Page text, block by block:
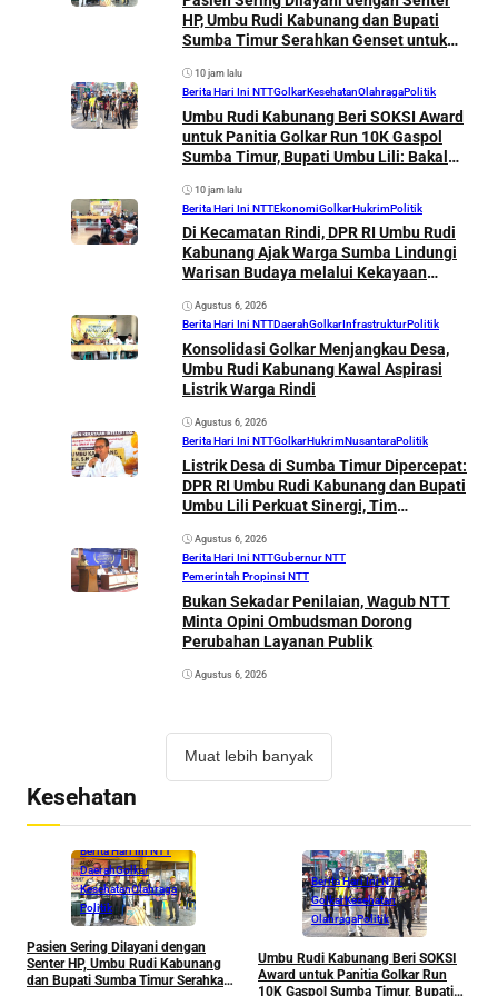
HP, Umbu Rudi Kabunang dan Bupati
Sumba Timur Serahkan Genset untuk
10 jam lalu
Berita Hari Ini NTTGolkarKesehatanOlahragaPolitik
Umbu Rudi Kabunang Beri SOKSI Award
untuk Panitia Golkar Run 10K Gaspol
Sumba Timur, Bupati Umbu Lili: Bakal
10 jam lalu
Berita Hari Ini NTTEkonomiGolkarHukrimPolitik
Di Kecamatan Rindi, DPR RI Umbu Rudi
Kabunang Ajak Warga Sumba Lindungi
Warisan Budaya melalui Kekayaan
Agustus 6, 2026
Berita Hari Ini NTTDaerahGolkar InfrastrukturPolitik
Konsolidasi Golkar Menjangkau Desa,
Umbu Rudi Kabunang Kawal Aspirasi
Listrik Warga Rindi
Agustus 6, 2026
Berita Hari Ini NTTGolkarHukrimNusantaraPolitik
Listrik Desa di Sumba Timur Dipercepat:
DPR RI Umbu Rudi Kabunang dan Bupati
Umbu Lili Perkuat Sinergi, Tim
Kecamatan
Agustus 6, 2026
Berita Hari Ini NTTGubernur NTT
Pemerintah Propinsi NTT
Bukan Sekadar Penilaian, Wagub NTT
Minta Opini Ombudsman Dorong
Perubahan Layanan Publik
Agustus 6, 2026
Muat lebih banyak
Kesehatan
Berita Hari Ini NTT
DaerahGolkar
KesehatanOlahraga
Politik
Pasien Sering Dilayani dengan
Senter HP, Umbu Rudi Kabunang
dan Bupati Sumba Timur Serahkan
Berita Hari Ini NTT
GolkarKesehatan
OlahragaPolitik
Umbu Rudi Kabunang Beri SOKSI
Award untuk Panitia Golkar Run
10K Gaspol Sumba Timur, Bupati